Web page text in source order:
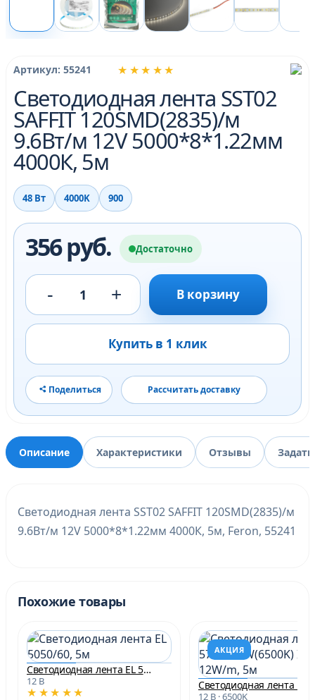
★★★★★
Артикул: 55241
Светодиодная лента SST02
SAFFIT 120SMD(2835)/м
9.6Вт/м 12V 5000*8*1.22мм
4000К, 5м
48 Вт 4000K 900
356 руб. Достаточно
- 1 + В корзину
Купить в 1 клик
Поделиться Рассчитать доставку
Описание Характеристики Отзывы
Светодиодная лента SST02 SAFFIT 120SMD(2835)/м
9.6Вт/м 12V 5000*8*1.22мм 4000К, 5м, Feron, 55241
Похожие товары
Светодиодная лента EL 5050/60, 5м
12 В
★★★★★
АКЦИЯ
12 В · 6500K